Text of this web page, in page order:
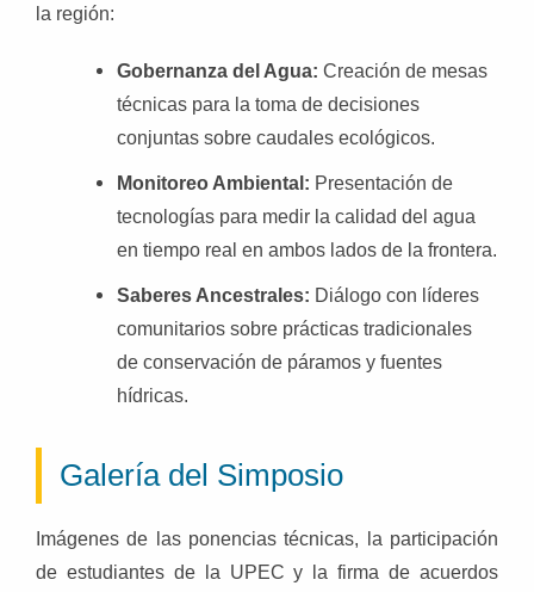
la región:
Gobernanza del Agua: Creación de mesas
técnicas para la toma de decisiones
conjuntas sobre caudales ecológicos.
Monitoreo Ambiental: Presentación de
tecnologías para medir la calidad del agua
en tiempo real en ambos lados de la frontera.
Saberes Ancestrales: Diálogo con líderes
comunitarios sobre prácticas tradicionales
de conservación de páramos y fuentes
hídricas.
Galería del Simposio
Imágenes de las ponencias técnicas, la participación
de estudiantes de la UPEC y la firma de acuerdos